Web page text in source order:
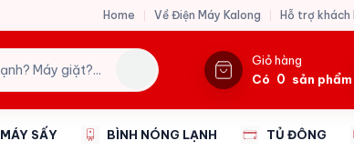
Home Về Điện Máy Kalong Hỗ trợ khách
Giỏ hàng
Có 0 sản phẩm
MÁY SẤY BÌNH NÓNG LẠNH TỦ ĐÔNG